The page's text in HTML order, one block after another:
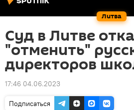
Литва
Суд в Литве
"отменить"
директоров
17:46 04.06.2023
Подписаться